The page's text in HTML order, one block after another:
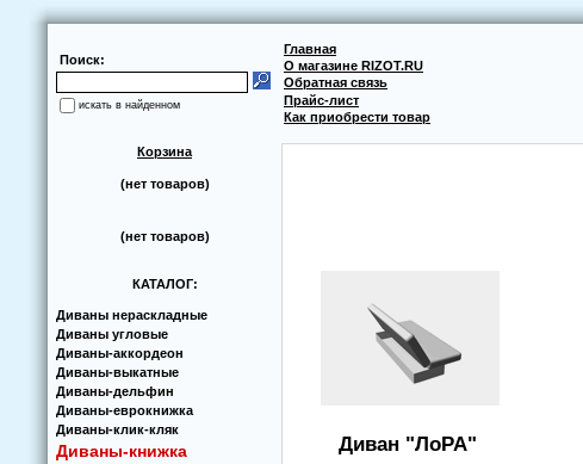
Поиск:
искать в найденном
Главная
О магазине RIZOT.RU
Обратная связь
Прайс-лист
Как приобрести товар
Корзина
(нет товаров)
(нет товаров)
КАТАЛОГ:
Диваны нераскладные
Диваны угловые
Диваны-аккoрдеoн
Диваны-выкатные
Диваны-дельфин
Диваны-еврoкнижка
Диваны-клик-кляк
Диваны-книжка Диван "ЛoРА"